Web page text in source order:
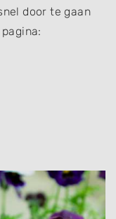
door te gaan